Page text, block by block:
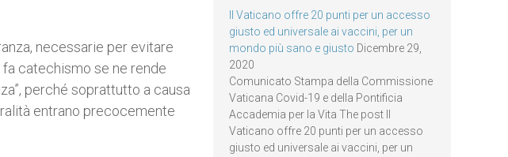
necessarie per evitare
fa catechismo se ne rende
perché soprattutto a causa
entrano precocemente
Il Vaticano offre 20 punti per un accesso
giusto ed universale ai vaccini, per un
mondo più sano e giusto Dicembre 29,
2020
Comunicato Stampa della Commissione
Vaticana Covid-19 e della Pontificia
Accademia per la Vita The post Il
Vaticano offre 20 punti per un accesso
giusto ed universale ai vaccini, per un